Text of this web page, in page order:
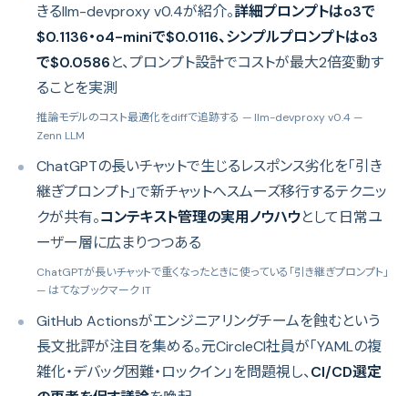
きるllm-devproxy v0.4が紹介。詳細プロンプトはo3で
$0.1136・o4-miniで$0.0116、シンプルプロンプトはo3
で$0.0586と、プロンプト設計でコストが最大2倍変動す
ることを実測
推論モデルのコスト最適化をdiffで追跡する — llm-devproxy v0.4 —
Zenn LLM
ChatGPTの長いチャットで生じるレスポンス劣化を「引き
継ぎプロンプト」で新チャットへスムーズ移行するテクニッ
クが共有。コンテキスト管理の実用ノウハウとして日常ユ
ーザー層に広まりつつある
ChatGPTが長いチャットで重くなったときに使っている「引き継ぎプロンプト」
— はてなブックマーク IT
GitHub Actionsがエンジニアリングチームを蝕むという
長文批評が注目を集める。元CircleCI社員が「YAMLの複
雑化・デバッグ困難・ロックイン」を問題視し、CI/CD選定